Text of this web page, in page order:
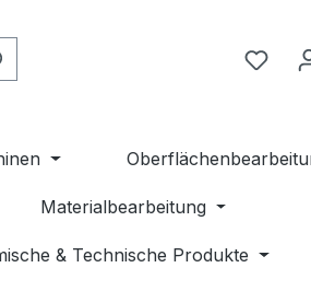
Du
Materialbearbeitung
& Technische Produkte